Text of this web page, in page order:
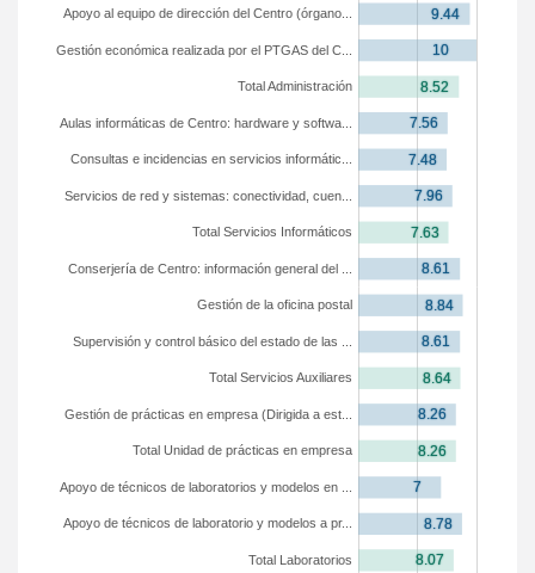
Total Laboratorios
Apoyo de técnicos de laboratorio y modelos a pr...
Apoyo de técnicos de laboratorios y modelos en ...
Total Unidad de prácticas en empresa
Gestión de prácticas en empresa (Dirigida a est...
Total Servicios Auxiliares
Supervisión y control básico del estado de las ...
Gestión de la oficina postal
Conserjería de Centro: información general del ...
Total Servicios Informáticos
Servicios de red y sistemas: conectividad, cuen...
Consultas e incidencias en servicios informátic...
Aulas informáticas de Centro: hardware y softwa...
Total Administración
Gestión económica realizada por el PTGAS del C...
Apoyo al equipo de dirección del Centro (órgano...